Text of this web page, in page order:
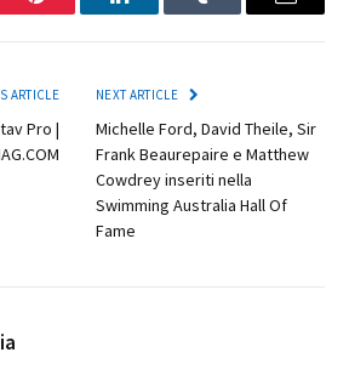
Pinterest LinkedInTumblr Email
ARTICLE
Pro |
NEXT ARTICLE
Michelle Ford, David Theile, Sir
Frank Beaurepaire e Matthew
Cowdrey inseriti nella
Swimming Australia Hall Of
Fame